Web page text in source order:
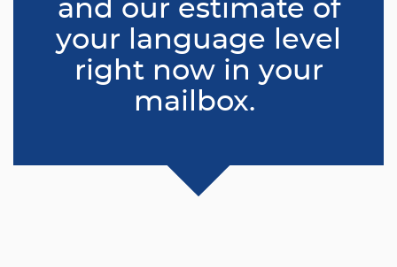
and our estimate of
your language level
right now in your
mailbox.